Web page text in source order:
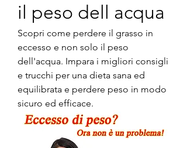
il peso dell acqua
Scopri come perdere il grasso in
eccesso e non solo il peso
dell'acqua. Impara i migliori consigli
e trucchi per una dieta sana ed
equilibrata e perdere peso in modo
sicuro ed efficace.